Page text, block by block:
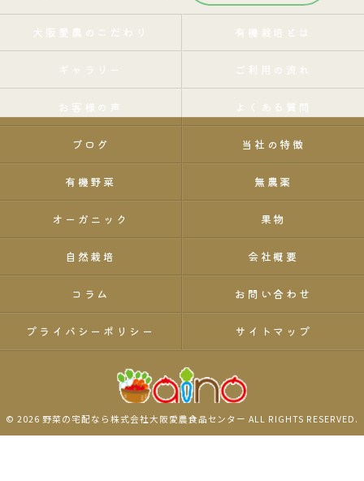
大阪愛農のこだわり 有機栽培とは
ギャラリー ご利用の流れ
お客様の声 よくある質問
ブログ 当社の特徴
有機野菜 無農薬
オーガニック 果物
自然栽培 会社概要
コラム お問い合わせ
プライバシーポリシー サイトマップ
© 2026 野菜の宅配なら株式会社大阪愛農食品センター ALL RIGHTS RESERVED.